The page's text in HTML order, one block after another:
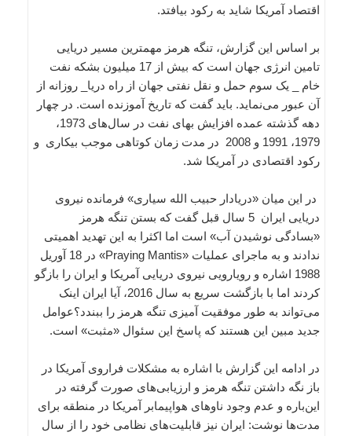
اقتصاد آمریکا شاید به رکود بیافتد.
بر اساس این گزارش، تنگه هرمز مهمترین مسیر دریایی
تامین انرژی جهان است که بیش از 17 میلیون بشکه نفت
خام _ یک سوم حمل و نقل نفتی جهان از راه دریا_ روزانه از
آن عبور می‌نماید. باید گفت که تاریخ آموزنده است. در چهار
دهه گذشته عمده افزایش بهای نفت در سال‌های 1973،
1979، 1991 و 2008 در مدت زمان کوتاهی موجب بیکاری و
رکود اقتصادی در آمریکا شد.
در این میان «دریادار حبیب الله سیاری» فرمانده نیروی
دریایی ایران 5 سال قبل گفت که بستن تنگه هرمز
«بسادگی نوشیدن آب» است اما اکثرا به این تهدید اهمیتی
ندادند و به ماجرای عملیات «Praying Mantis» در 18 آوریل
1988 اشاره و رویارویی نیروی دریایی آمریکا و ایران را بازگو
کردند اما با بازگشت سریع به سال 2016، آیا ایران اینک
می‌تواند به طور موفقیت آمیزی تنگه هرمز را ببندد؟عوامل‌
جدید مبین این هستند که پاسخ این سئوال «مثبت» است.
در ادامه این گزارش با اشاره به مشکلات فراروی آمریکا در
باز نگه داشتن تنگه هرمز و ارزیابی‌های صورت گرفته در
این‌باره و عدم وجود ناوهای هواپیمابر آمریکا در منطقه برای
مدت‌ها نوشت: ایران نیز قابلیت‌های نظامی خود را از سال